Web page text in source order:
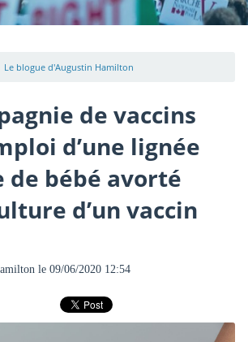
Le blogue d'Augustin Hamilton
de vaccins
d’une lignée
bébé avorté
d’un vaccin
le 09/06/2020 12:54